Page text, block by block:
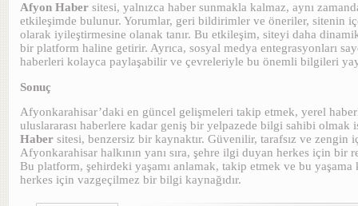
Afyon Haber sitesi, yalnızca haber sunmakla kalmaz, aynı
etkileşimde bulunur. Yorumlar, geri bildirimler ve öneriler, sitenin
olarak iyileştirmesine olanak tanır. Bu etkileşim, siteyi daha
bir platform haline getirir. Ayrıca, sosyal medya entegrasyonları
haberleri kolayca paylaşabilir ve çevreleriyle bu önemli bilgileri
Sonuç
Afyonkarahisar’daki en güncel gelişmeleri takip etmek, yerel
uluslararası haberlere kadar geniş bir yelpazede bilgi sahibi olmak
Haber sitesi, benzersiz bir kaynaktır. Güvenilir, tarafsız ve zengin
Afyonkarahisar halkının yanı sıra, şehre ilgi duyan herkes için bir
Bu platform, şehirdeki yaşamı anlamak, takip etmek ve bu yaşama
herkes için vazgeçilmez bir bilgi kaynağıdır.